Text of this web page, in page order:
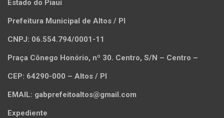
Estado do Piauí
Prefeitura Municipal de Altos / PI
CNPJ: 06.554.794/0001-11
Praça Cônego Honório, nº 30. Centro, S/N – Centro –
CEP: 64290-000 – Altos / PI
EMAIL: gabprefeitoaltos@gmail.com
Expediente